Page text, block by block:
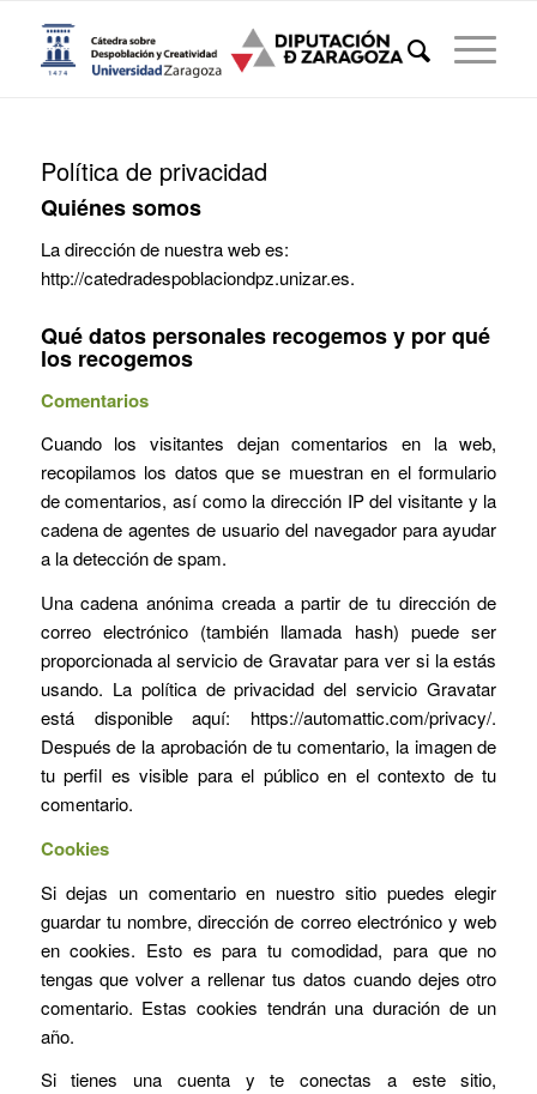
Política de privacidad
Quiénes somos
La dirección de nuestra web es:
http://catedradespoblaciondpz.unizar.es.
Qué datos personales recogemos y por qué
los recogemos
Comentarios
Cuando los visitantes dejan comentarios en la web,
recopilamos los datos que se muestran en el formulario
de comentarios, así como la dirección IP del visitante y la
cadena de agentes de usuario del navegador para ayudar
a la detección de spam.
Una cadena anónima creada a partir de tu dirección de
correo electrónico (también llamada hash) puede ser
proporcionada al servicio de Gravatar para ver si la estás
usando. La política de privacidad del servicio Gravatar
está disponible aquí: https://automattic.com/privacy/.
Después de la aprobación de tu comentario, la imagen de
tu perfil es visible para el público en el contexto de tu
comentario.
Cookies
Si dejas un comentario en nuestro sitio puedes elegir
guardar tu nombre, dirección de correo electrónico y web
en cookies. Esto es para tu comodidad, para que no
tengas que volver a rellenar tus datos cuando dejes otro
comentario. Estas cookies tendrán una duración de un
año.
Si tienes una cuenta y te conectas a este sitio,